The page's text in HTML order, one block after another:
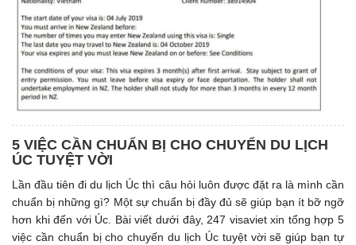
5 VIỆC CẦN CHUẨN BỊ CHO CHUYỂN DU LỊCH
ÚC TUYỆT VỜI
Lần đầu tiên đi du lịch Úc thì câu hỏi luôn được đặt ra là mình cần
chuẩn bị những gì? Một sự chuẩn bị đầy đủ sẽ giúp bạn ít bỡ ngỡ
hơn khi đến với Úc. Bài viết dưới đây, 247 visaviet xin tổng hợp 5
việc cần chuẩn bị cho chuyến du lịch Úc tuyệt vời sẽ giúp bạn tự